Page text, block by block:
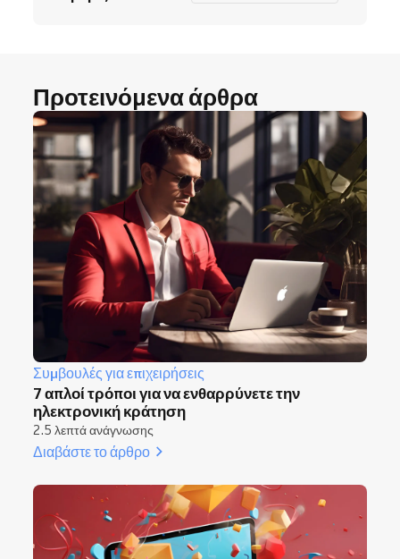
Προτεινόμενα άρθρα
Συμβουλές για επιχειρήσεις
7 απλοί τρόποι για να ενθαρρύνετε την
ηλεκτρονική κράτηση
2.5 λεπτά ανάγνωσης
Διαβάστε το άρθρο